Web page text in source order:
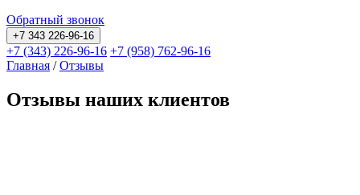
Обратный звонок
+7 343 226-96-16
+7 (343) 226-96-16 +7 (958) 762-96-16
Главная /Отзывы
Отзывы наших клиентов